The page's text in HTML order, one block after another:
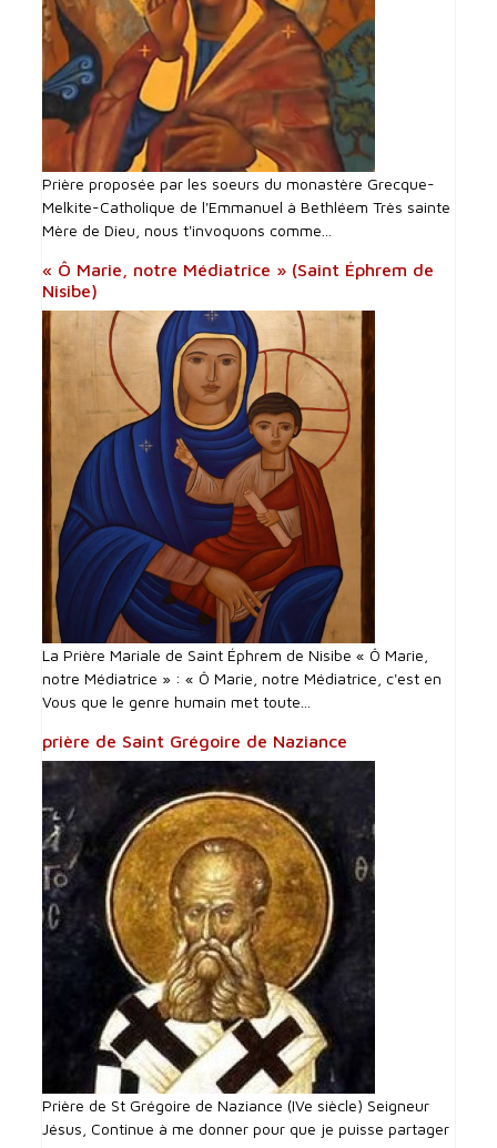
Prière proposée par les soeurs du monastère Grecque-
Melkite-Catholique de l'Emmanuel à Bethléem Très sainte
Mère de Dieu, nous t'invoquons comme...
« Ô Marie, notre Médiatrice » (Saint Éphrem de
Nisibe)
La Prière Mariale de Saint Éphrem de Nisibe « Ô Marie,
notre Médiatrice » : « Ô Marie, notre Médiatrice, c'est en
Vous que le genre humain met toute...
prière de Saint Grégoire de Naziance
Prière de St Grégoire de Naziance (IVe siècle) Seigneur
Jésus, Continue à me donner pour que je puisse partager